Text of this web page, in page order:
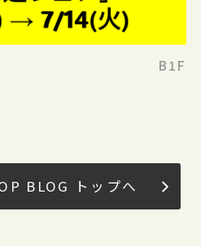
B1F
BLOG トップへ